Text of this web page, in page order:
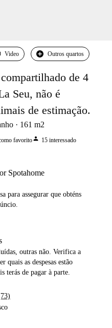
Video Outros quartos
de 4
Seu, não é
de estimação.
161 m2
favoritoperson 15 interessado
Spotahome
para assegurar que obténs
outras não. Verifica a
quais as despesas estão
terás de pagar à parte.